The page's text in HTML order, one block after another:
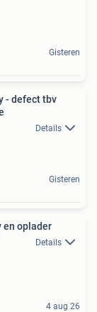
Gisteren
- defect tbv
Details
Gisteren
en oplader
Details
4 aug 26